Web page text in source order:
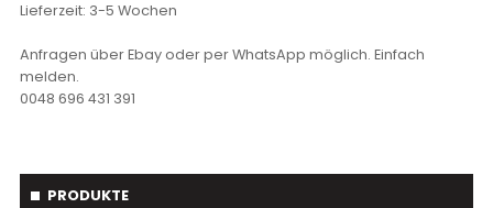
PRODUKTE
Lieferzeit: 3-5 Wochen
Anfragen über Ebay oder per WhatsApp möglich. Einfach
melden.
0048 696 431 391